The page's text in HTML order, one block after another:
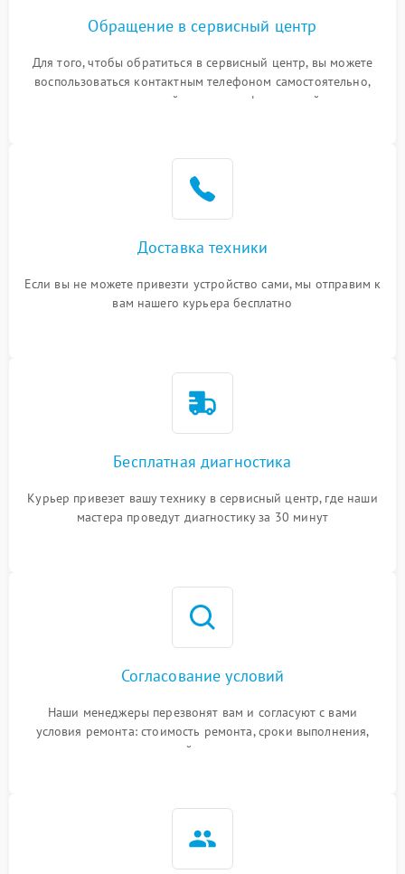
Обращение в сервисный центр
Для того, чтобы обратиться в сервисный центр, вы можете
воспользоваться контактным телефоном самостоятельно,
или оставить свой номер телефона на сайте
Доставка техники
Если вы не можете привезти устройство сами, мы отправим к
вам нашего курьера бесплатно
Бесплатная диагностика
Курьер привезет вашу технику в сервисный центр, где наши
мастера проведут диагностику за 30 минут
Согласование условий
Наши менеджеры перезвонят вам и согласуют с вами
условия ремонта: стоимость ремонта, сроки выполнения,
гарантийные условия